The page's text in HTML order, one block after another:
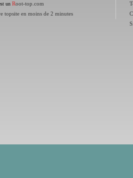
un Root-top.com
topsite en moins de 2 minutes